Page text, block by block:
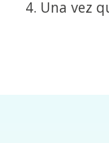
Una vez